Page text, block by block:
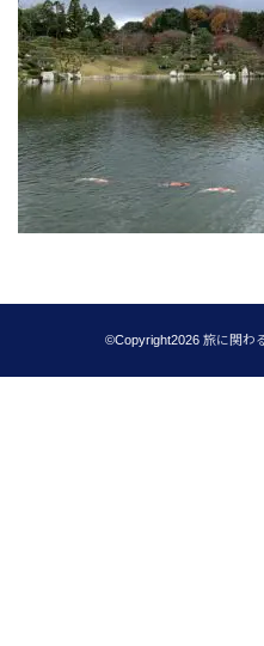
©Copyright2026 旅に関わ